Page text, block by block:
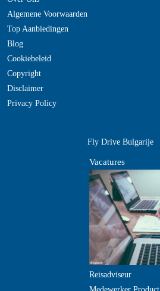
Algemene Voorwaarden
Top Aanbiedingen
Blog
Cookiebeleid
Copyright
Disclaimer
Privacy Policy
Fly Drive Bulgarije
Vacatures
Reisadviseur